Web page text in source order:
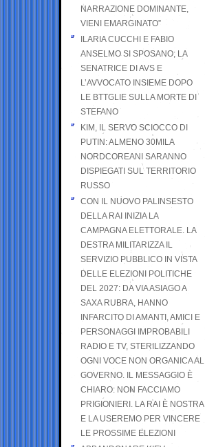
NARRAZIONE DOMINANTE,
VIENI EMARGINATO”
ILARIA CUCCHI E FABIO
ANSELMO SI SPOSANO; LA
SENATRICE DI AVS E
L’AVVOCATO INSIEME DOPO
LE BTTGLIE SULLA MORTE DI
STEFANO
KIM, IL SERVO SCIOCCO DI
PUTIN: ALMENO 30MILA
NORDCOREANI SARANNO
DISPIEGATI SUL TERRITORIO
RUSSO
CON IL NUOVO PALINSESTO
DELLA RAI INIZIA LA
CAMPAGNA ELETTORALE. LA
DESTRA MILITARIZZA IL
SERVIZIO PUBBLICO IN VISTA
DELLE ELEZIONI POLITICHE
DEL 2027: DA VIA ASIAGO A
SAXA RUBRA, HANNO
INFARCITO DI AMANTI, AMICI E
PERSONAGGI IMPROBABILI
RADIO E TV, STERILIZZANDO
OGNI VOCE NON ORGANICA AL
GOVERNO. IL MESSAGGIO È
CHIARO: NON FACCIAMO
PRIGIONIERI. LA RAI È NOSTRA
E LA USEREMO PER VINCERE
LE PROSSIME ELEZIONI